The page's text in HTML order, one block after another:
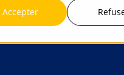
Accepter